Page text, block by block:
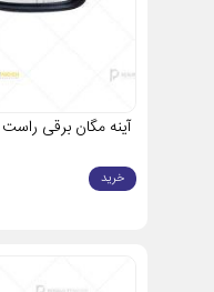
اصلی و خرید از
آینه مگان برقی راست
خرید